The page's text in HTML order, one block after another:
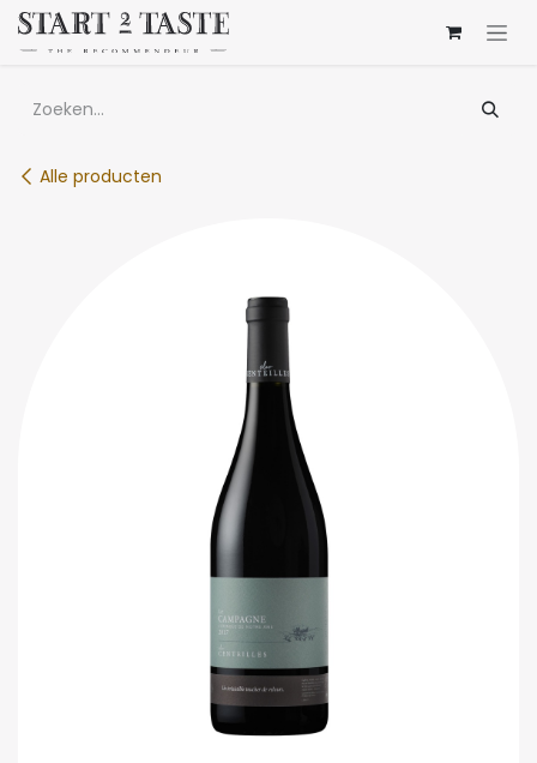
Overslaan naar inhoud
Alle producten